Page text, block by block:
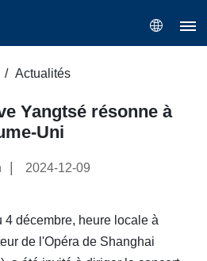
Actualités
Yangtsé résonne à
Uni
2024-12-09
4 décembre, heure locale à
de l'Opéra de Shanghai